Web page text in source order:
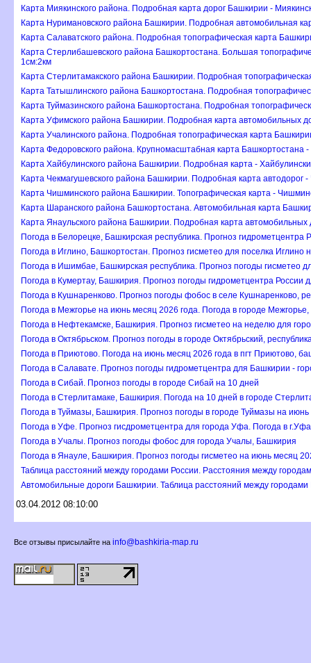
Карта Миякинского района. Подробная карта дорог Башкирии -
Карта Нуримановского района Башкирии. Подробная автомобильная
Карта Салаватского района. Подробная топографическая карта
Карта Стерлибашевского района Башкортостана. Большая
1см:2км
Карта Стерлитамакского района Башкирии. Подробная
Карта Татышлинского района Башкортостана. Подробная
Карта Туймазинского района Башкортостана. Подробная
Карта Уфимского района Башкирии. Подробная карта автомобильных
Карта Учалинского района. Подробная топографическая карта
Карта Федоровского района. Крупномасштабная карта Башкортостана
Карта Хайбулинского района Башкирии. Подробная карта -
Карта Чекмагушевского района Башкирии. Подробная карта автодорог
Карта Чишминского района Башкирии. Топографическая карта -
Карта Шаранского района Башкортостана. Автомобильная карта
Карта Янаульского района Башкирии. Подробная карта автомобильных
Погода в Белорецке, Башкирская республика. Прогноз гидрометцентра
Погода в Иглино, Башкортостан. Прогноз гисметео для поселка Иглино
Погода в Ишимбае, Башкирская республика. Прогноз погоды гисметео
Погода в Кумертау, Башкирия. Прогноз погоды гидрометцентра России
Погода в Кушнаренково. Прогноз погоды фобос в селе Кушнаренково,
Погода в Межгорье на июнь месяц 2026 года. Погода в городе
Погода в Нефтекамске, Башкирия. Прогноз гисметео на неделю для
Погода в Октябрьском. Прогноз погоды в городе Октябрьский,
Погода в Приютово. Погода на июнь месяц 2026 года в пгт Приютово,
Погода в Салавате. Прогноз погоды гидрометцентра для Башкирии -
Погода в Сибай. Прогноз погоды в городе Сибай на 10 дней
Погода в Стерлитамаке, Башкирия. Погода на 10 дней в городе
Погода в Туймазы, Башкирия. Прогноз погоды в городе Туймазы на
Погода в Уфе. Прогноз гисдрометцентра для города Уфа. Погода в
Погода в Учалы. Прогноз погоды фобос для города Учалы, Башкирия
Погода в Янауле, Башкирия. Прогноз погоды гисметео на июнь месяц
Таблица расстояний между городами России. Расстояния между
Автомобильные дороги Башкирии. Таблица расстояний между
03.04.2012 08:10:00
се отзывы присылайте на info@bashkiria-map.ru